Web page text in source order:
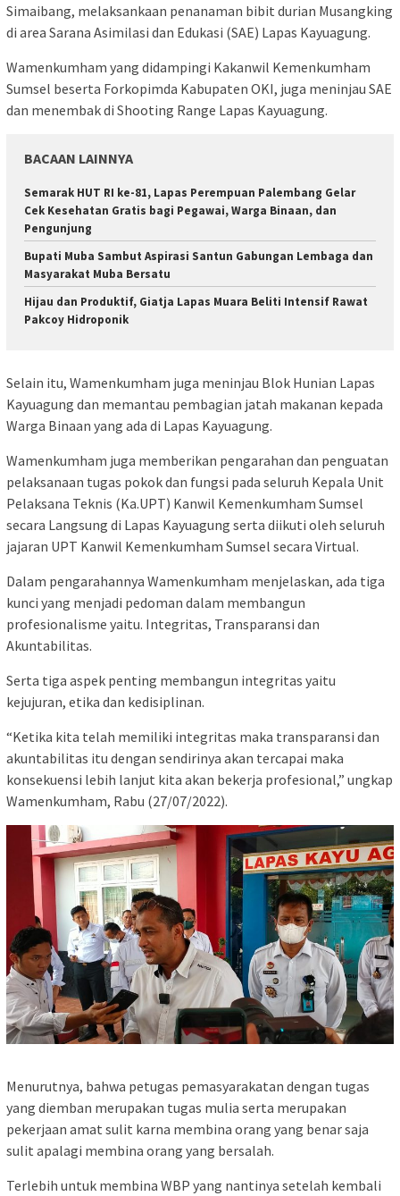
Simaibang, melaksankaan penanaman bibit durian Musangking
di area Sarana Asimilasi dan Edukasi (SAE) Lapas Kayuagung.
Wamenkumham yang didampingi Kakanwil Kemenkumham
Sumsel beserta Forkopimda Kabupaten OKI, juga meninjau SAE
dan menembak di Shooting Range Lapas Kayuagung.
BACAAN LAINNYA
Semarak HUT RI ke-81, Lapas Perempuan Palembang Gelar
Cek Kesehatan Gratis bagi Pegawai, Warga Binaan, dan
Pengunjung
Bupati Muba Sambut Aspirasi Santun Gabungan Lembaga dan
Masyarakat Muba Bersatu
Hijau dan Produktif, Giatja Lapas Muara Beliti Intensif Rawat
Pakcoy Hidroponik
Selain itu, Wamenkumham juga meninjau Blok Hunian Lapas
Kayuagung dan memantau pembagian jatah makanan kepada
Warga Binaan yang ada di Lapas Kayuagung.
Wamenkumham juga memberikan pengarahan dan penguatan
pelaksanaan tugas pokok dan fungsi pada seluruh Kepala Unit
Pelaksana Teknis (Ka.UPT) Kanwil Kemenkumham Sumsel
secara Langsung di Lapas Kayuagung serta diikuti oleh seluruh
jajaran UPT Kanwil Kemenkumham Sumsel secara Virtual.
Dalam pengarahannya Wamenkumham menjelaskan, ada tiga
kunci yang menjadi pedoman dalam membangun
profesionalisme yaitu. Integritas, Transparansi dan
Akuntabilitas.
Serta tiga aspek penting membangun integritas yaitu
kejujuran, etika dan kedisiplinan.
“Ketika kita telah memiliki integritas maka transparansi dan
akuntabilitas itu dengan sendirinya akan tercapai maka
konsekuensi lebih lanjut kita akan bekerja profesional,” ungkap
Wamenkumham, Rabu (27/07/2022).
Menurutnya, bahwa petugas pemasyarakatan dengan tugas
yang diemban merupakan tugas mulia serta merupakan
pekerjaan amat sulit karna membina orang yang benar saja
sulit apalagi membina orang yang bersalah.
Terlebih untuk membina WBP yang nantinya setelah kembali